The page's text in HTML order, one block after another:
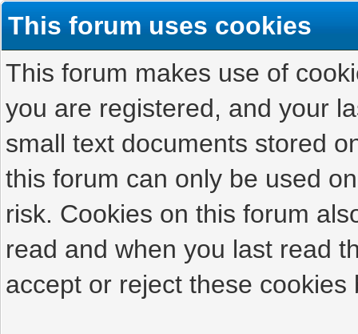
This forum uses cookies
This forum makes use of
you are registered, and your
small text documents stored
this forum can only be used
risk. Cookies on this forum
read and when you last read
accept or reject these cookies